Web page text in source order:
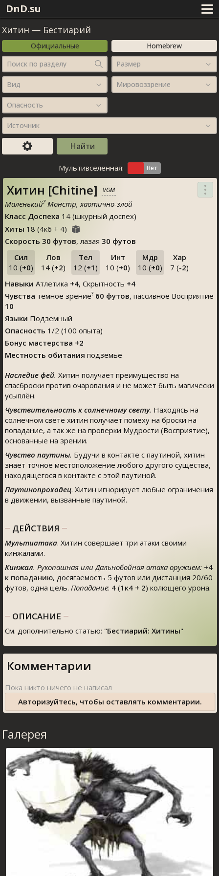
DnD.su
Хитин — Бестиарий
Официальные
Homebrew
Поиск по разделу
Размер
Вид Мировоззрение
Опасность
Источник
Мультивселенная:
Хитин [Chitine] VGM
Маленький?Монстр, хаотично-злой
Класс Доспеха 14 (шкурный доспех)
Хиты 18 (4к6 + 4)
Скорость 30 футов, лазая 30 футов
Сил
10 (+0)
Лов
14 (+2)
Тел
12 (+1 )
Инт
10 (+0)
Мдр
10 (+0)
Хар
7 (-2)
Навыки Атлетика +4, Скрытность +4
Чувства тёмное зрение? 60 футов, пассивное Восприятие
10
Языки Подземный
Опасность 1/2 (100 опыта)
Бонус мастерства +2
Местность обитания подземье
Наследие фей. Хитин получает преимущество на
спасброски против очарования и не может быть магически
усыплён.
Чувствительность к солнечному свету. Находясь на
солнечном свете хитин получает помеху на броски на
попадание, а так же на проверки Мудрости (Восприятие),
основанные на зрении.
Чувство паутины. Будучи в контакте с паутиной, хитин
знает точное местоположение любого другого существа,
находящегося в контакте с этой паутиной.
Паутинопроходец. Хитин игнорирует любые ограничения
в движении, вызванные паутиной.
ДЕЙСТВИЯ
Мультиатака. Хитин совершает три атаки своими
кинжалами.
Кинжал. Рукопашная или Дальнобойная атака оружием: +4
к попаданию, досягаемость 5 футов или дистанция 20/60
футов, одна цель. Попадание: 4 (1к4 + 2) колющего урона.
ОПИСАНИЕ
См. дополнительно статью: "Бестиарий: Хитины"
Комментарии
Авторизуйтесь, чтобы оставлять комментарии.
Галерея